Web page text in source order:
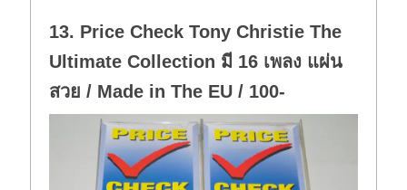
13. Price Check Tony Christie The
Ultimate Collection มี 16 เพลง แผ่น
สวย / Made in The EU / 100-